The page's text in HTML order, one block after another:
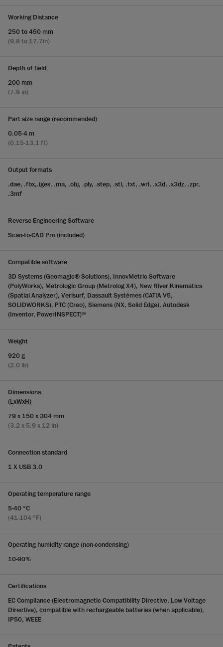
Working Distance
250 to 450 mm
(9.8 to 17.7in)
Depth of field
200 mm
(7.9 in)
Part size range (recommended)
0.05-4 m
(0.15-13.1 ft)
Output formats
.dae, .fbx,.iges, .ma, .obj, .ply, .step, .stl, .txt, .wrl, .x3d, .x3dz, .zpr,
.3mf
Reverse Engineering Software
Scan-to-CAD Pro (included)
Compatible software
3D Systems (Geomagic® Solutions), InnovMetric Software
(PolyWorks), Metrologic Group (Metrolog X4), New River Kinematics
(Spatial Analyzer), Verisurf, Dassault Systèmes (CATIA V5,
SOLIDWORKS), PTC (Creo), Siemens (NX, Solid Edge), Autodesk
(Inventor, PowerINSPECT)(5)
Weight
920 g
(2.0 lb)
Dimensions
(LxWxH)
79 x 150 x 304 mm
(3.2 x 5.9 x 12 in)
Connection standard
1 X USB 3.0
Operating temperature range
5-40 °C
(41-104 °F)
Operating humidity range (non-condensing)
10-90%
Certifications
EC Compliance (Electromagnetic Compatibility Directive, Low Voltage
Directive), compatible with rechargeable batteries (when applicable),
IP50, WEEE